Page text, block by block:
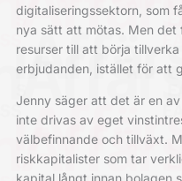
digitaliseringssektorn, som
nya sätt att mötas. Men det
resurser till att börja
erbjudanden, istället för att
Jenny säger att det är en
inte drivas av eget
välbefinnande och tillväxt.
riskkapitalister som tar